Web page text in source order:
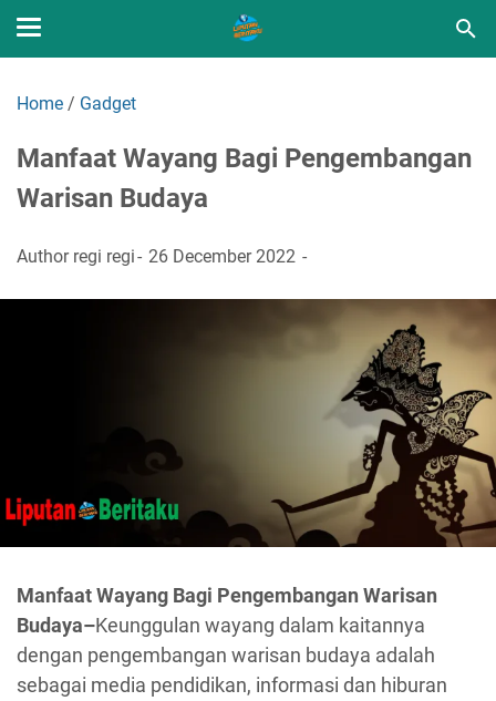
Home / Gadget
Manfaat Wayang Bagi Pengembangan
Warisan Budaya
Author regi regi 26 December 2022
Manfaat Wayang Bagi Pengembangan Warisan
Budaya–Keunggulan wayang dalam kaitannya
dengan pengembangan warisan budaya adalah
sebagai media pendidikan, informasi dan hiburan